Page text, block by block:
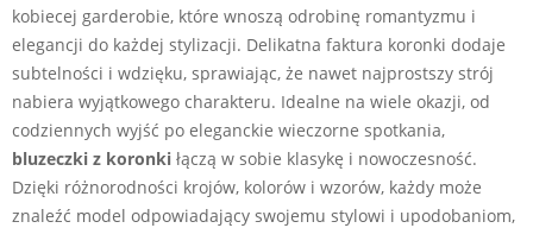
kobiecej garderobie, które wnoszą odrobinę romantyzmu i
elegancji do każdej stylizacji. Delikatna faktura koronki dodaje
subtelności i wdzięku, sprawiając, że nawet najprostszy strój
nabiera wyjątkowego charakteru. Idealne na wiele okazji, od
codziennych wyjść po eleganckie wieczorne spotkania,
bluzeczki z koronki łączą w sobie klasykę i nowoczesność.
Dzięki różnorodności krojów, kolorów i wzorów, każdy może
znaleźć model odpowiadający swojemu stylowi i upodobaniom,